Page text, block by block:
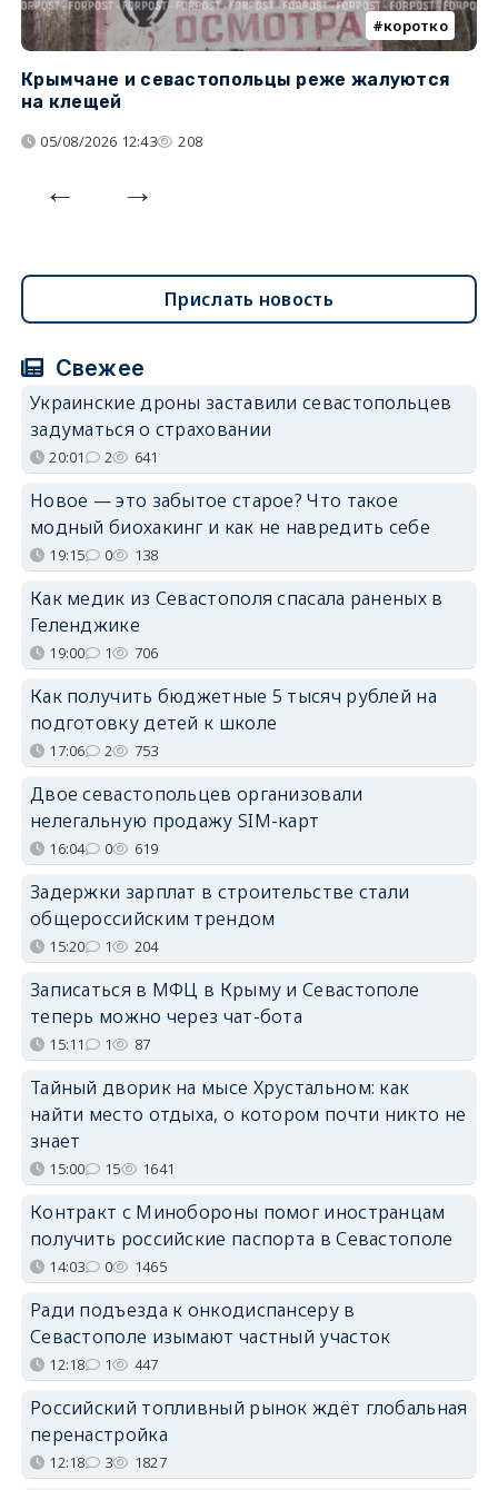
коротко
Крымчане и севастопольцы реже жалуются
на клещей
05/08/2026 12:43 208
Прислать новость
Свежее
Украинские дроны заставили севастопольцев
задуматься о страховании
20:01 2 641
Новое — это забытое старое? Что такое
модный биохакинг и как не навредить себе
19:15 0 138
Как медик из Севастополя спасала раненых в
Геленджике
19:00 1 706
Как получить бюджетные 5 тысяч рублей на
подготовку детей к школе
17:06 2 753
Двое севастопольцев организовали
нелегальную продажу SIM-карт
16:04 0 619
Задержки зарплат в строительстве стали
общероссийским трендом
15:20 1 204
Записаться в МФЦ в Крыму и Севастополе
теперь можно через чат-бота
15:11 1 87
Тайный дворик на мысе Хрустальном: как
найти место отдыха, о котором почти никто не
знает
15:00 15 1641
Контракт с Минобороны помог иностранцам
получить российские паспорта в Севастополе
14:03 0 1465
Ради подъезда к онкодиспансеру в
Севастополе изымают частный участок
12:18 1 447
Российский топливный рынок ждёт глобальная
перенастройка
12:18 3 1827